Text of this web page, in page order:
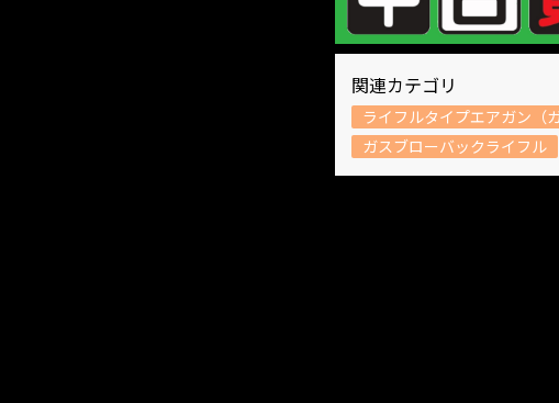
関連カテゴリ
ライフルタイプエアガン（
ガスブローバックライフル